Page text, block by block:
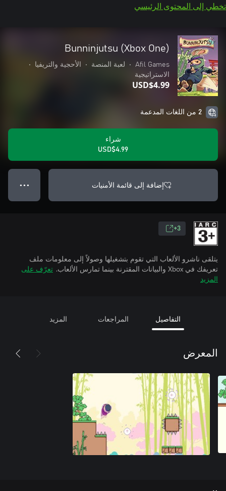
تخطي إلى المحتوى الرئيسي
Bunninjutsu (Xbox One)
Afil Games
• لعبة المنصة • الأحجية والتريفيا
•
الاستراتيجية
USD$4.99
2 من اللغات المدعمة
شراء
USD$4.99
إضافة إلى قائمة الأمنيات ● ● ●
3+
يتلقى ناشرو الألعاب التي تقوم بتشغيلها وصولاً إلى معلومات ملف
تعريفك في Xbox والبيانات المقترنة بينما تمارس الألعاب.
تعرّف على
المزيد
التفاصيل المراجعات المزيد
المعرض